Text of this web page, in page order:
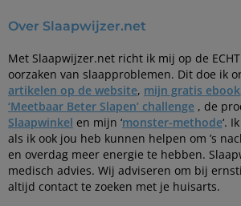
Over Slaapwijzer.net
Met Slaapwijzer.net richt ik mij op de
oorzaken van slaapproblemen. Dit doe ik
artikelen op de website, mijn gratis ebook
‘Meetbaar Beter Slapen’ challenge , de
Slaapwinkel en mijn ‘monster-methode‘.
als ik ook jou heb kunnen helpen om ’s
en overdag meer energie te hebben.
medisch advies. Wij adviseren om bij
altijd contact te zoeken met je huisarts.